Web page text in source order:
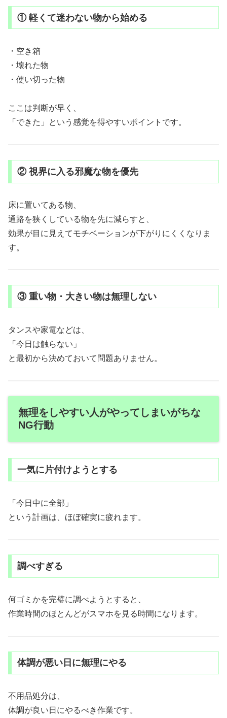
① 軽くて迷わない物から始める
・空き箱
・壊れた物
・使い切った物
ここは判断が早く、
「できた」という感覚を得やすいポイントです。
② 視界に入る邪魔な物を優先
床に置いてある物、
通路を狭くしている物を先に減らすと、
効果が目に見えてモチベーションが下がりにくくなりま
す。
③ 重い物・大きい物は無理しない
タンスや家電などは、
「今日は触らない」
と最初から決めておいて問題ありません。
無理をしやすい人がやってしまいがちな
NG行動
一気に片付けようとする
「今日中に全部」
という計画は、ほぼ確実に疲れます。
調べすぎる
何ゴミかを完璧に調べようとすると、
作業時間のほとんどがスマホを見る時間になります。
体調が悪い日に無理にやる
不用品処分は、
体調が良い日にやるべき作業です。